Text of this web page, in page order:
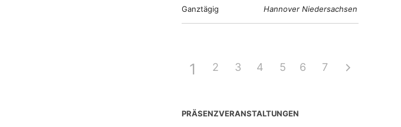
Ganztägig
Hannover Niedersachsen
1 2 3 4 5 6 7
PRÄSENZVERANSTALTUNGEN